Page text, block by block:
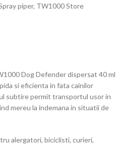
piper, TW1000 Store
Dog Defender dispersat 40 ml
si eficienta in fata cainilor
subtire permit transportul usor in
mereu la indemana in situatii de
alergatori, biciclisti, curieri,